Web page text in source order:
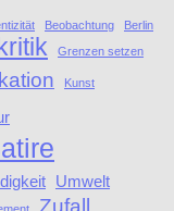
Beobachtung
Berlin
Grenzen setzen
Kunst
Umwelt
Zufall